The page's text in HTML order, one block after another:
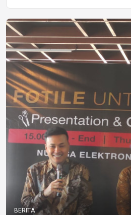
BERITA